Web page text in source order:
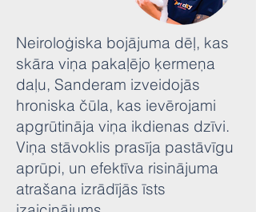
Neiroloģiska bojājuma dēļ, kas
skāra viņa pakaļējo ķermeņa
daļu, Sanderam izveidojās
hroniska čūla, kas ievērojami
apgrūtināja viņa ikdienas dzīvi.
Viņa stāvoklis prasīja pastāvīgu
aprūpi, un efektīva risinājuma
atrašana izrādījās īsts